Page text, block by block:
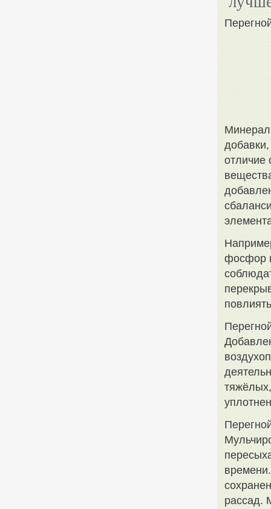
отличие
фосфор
рассад.